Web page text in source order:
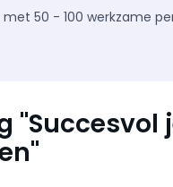
met 50 - 100 werkzame
"Succesvol